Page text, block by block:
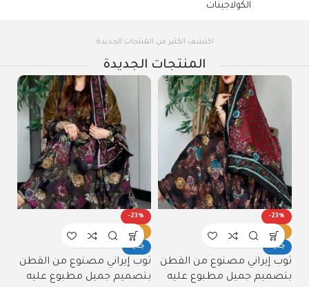
الكولاجينات
اكتشف الكثير من المنتجات الجديدة
المنتجات الجديدة
-23%
ساخن
جديد
ثوب إيراني مصنوع من القطن
بتصميم جميل مطبوع عليه
-23%
ساخن
جديد
ثوب مصنوع من القطن
بتصميم جميل مطبوع عليه